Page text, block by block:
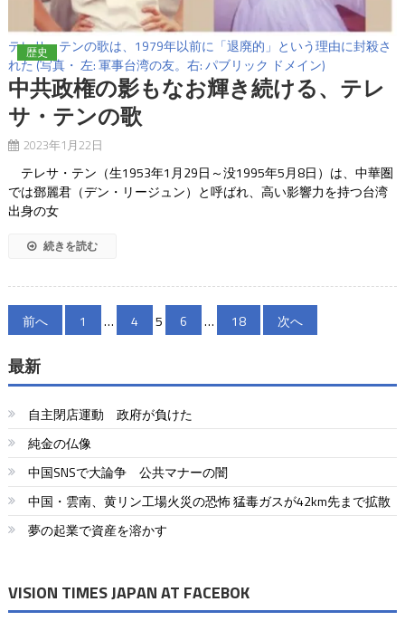
テレサ・テンの歌は、1979年以前に「退廃的」という理由に封殺さ
れた (写真・ 左: 軍事台湾の友。右: パブリック ドメイン)
歴史
中共政権の影もなお輝き続ける、テレ
サ・テンの歌
2023年1月22日
テレサ・テン（生1953年1月29日～没1995年5月8日）は、中華圏
では鄧麗君（デン・リージュン）と呼ばれ、高い影響力を持つ台湾
出身の女
続きを読む
投
稿
の
ペ
ー
ジ
送
り
前へ 1 … 4 5 6 … 18 次へ
最新
自主閉店運動 政府が負けた
純金の仏像
中国SNSで大論争 公共マナーの闇
中国・雲南、黄リン工場火災の恐怖 猛毒ガスが42km先まで拡散
夢の起業で資産を溶かす
VISION TIMES JAPAN AT FACEBOK